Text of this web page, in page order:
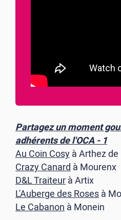
Partagez un moment
adhérents de l'OCA - 1
Au Coin Cosyà Arthez de
Crazy Canardà Mourenx
D&L Traiteurà Artix
L'Auberge des Rosesà
Le Cabanonà Monein